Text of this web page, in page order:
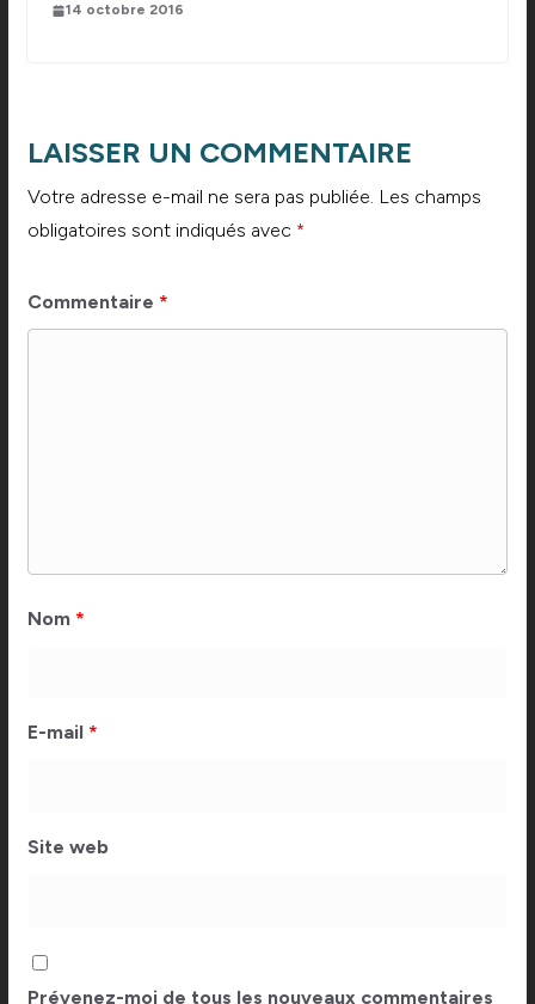
14 octobre 2016
LAISSER UN COMMENTAIRE
Votre adresse e-mail ne sera pas publiée. Les champs
obligatoires sont indiqués avec *
Commentaire *
Nom *
E-mail *
Site web
Prévenez-moi de tous les nouveaux commentaires